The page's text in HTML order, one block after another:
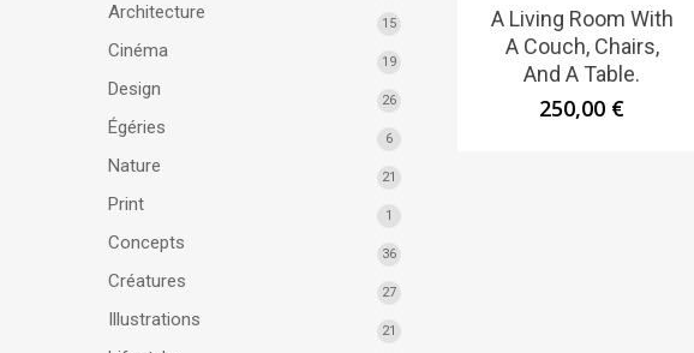
Architecture
15
Cinéma
19
Design
26
Égéries
6
Nature
21
Print
1
Concepts
36
Créatures
27
Illustrations
21
A Living Room With
A Couch, Chairs,
And A Table.
250,00 €